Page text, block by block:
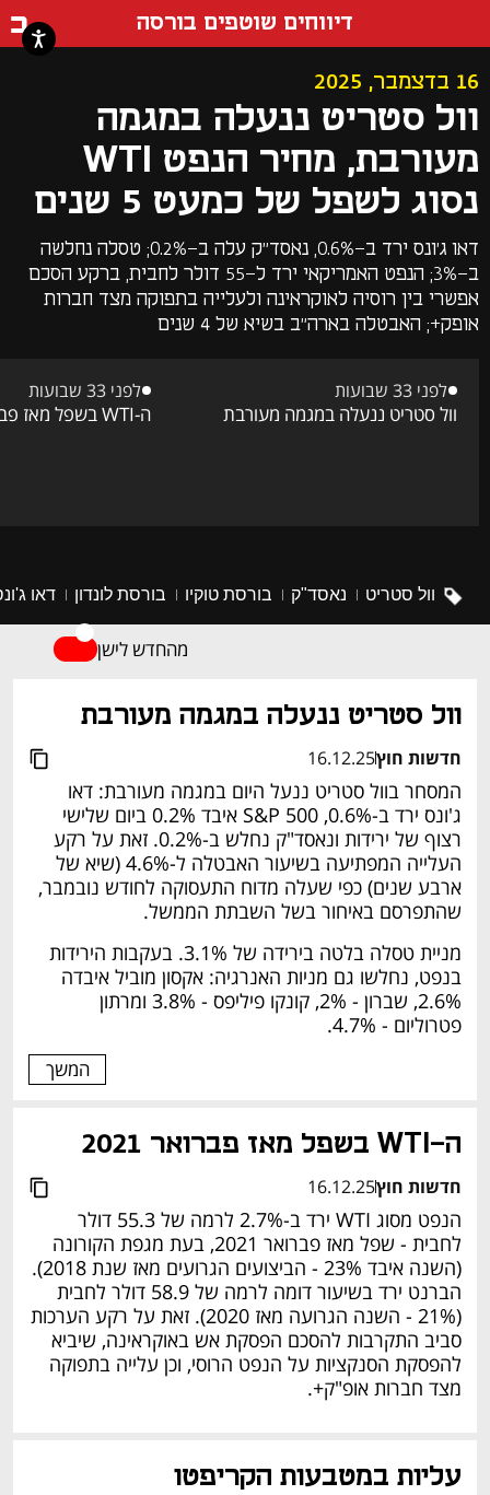
דיווחים שוטפים בורסה
וול סטריט ננעלה במגמה
מעורבת, מחיר הנפט WTI
נסוג לשפל של כמעט 5 שנים
דאו ג'ונס ירד ב-0.6%, נאסד"ק עלה ב-0.2%; טסלה נחלשה
ב-3%; הנפט האמריקאי ירד ל-55 דולר לחבית, ברקע הסכם
אפשרי בין רוסיה לאוקראינה ולעלייה בתפוקה מצד חברות
אופק+; האבטלה בארה"ב בשיא של 4 שנים
16 בדצמבר, 2025
לפני 33 שבועות
וול סטריט ננעלה במגמה מעורבת
לפני 33 שבועות
ה-WTI בשפל מאז פברואר 2021
וול סטריט נאסד"ק בורסת טוקיו בורסת לונדון דאו
מהחדש לישן
וול סטריט ננעלה במגמה מעורבת
חדשות חוץ16.12.25
רצוף של ירידות ונאסד"ק נחלש ב-0.2%. זאת על רקע
העלייה המפתיעה בשיעור האבטלה ל-4.6% (שיא של
שהתפרסם באיחור בשל השבתת הממשל.
מניית טסלה בלטה בירידה של 3.1%. בעקבות הירידות
2.6%, שברון - 2%, קונקו פיליפס - 3.8% ומרתון
פטרוליום - 4.7%.
המשך
ה-WTI בשפל מאז פברואר 2021
חדשות חוץ16.12.25
הנפט מסוג WTI ירד ב-2.7% לרמה של 55.3 דולר
הברנט ירד בשיעור דומה לרמה של 58.9 דולר לחבית
(21% - השנה הגרועה מאז 2020). זאת על רקע הערכות
סביב התקרבות להסכם הפסקת אש באוקראינה, שיביא
מצד חברות אופ"ק+.
עליות במטבעות הקריפטו